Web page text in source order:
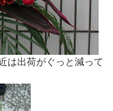
は出荷がぐっと減って